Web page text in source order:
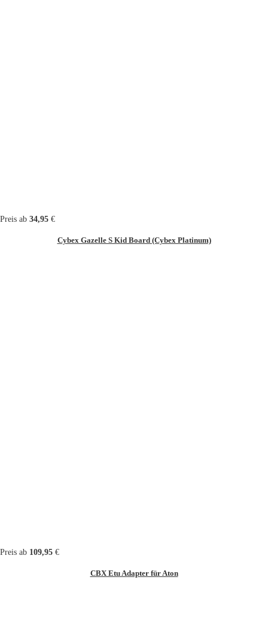
Preis ab 34,95 €
Cybex Gazelle S Kid Board (Cybex Platinum)
Preis ab 109,95 €
CBX Etu Adapter für Aton